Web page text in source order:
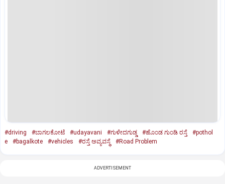
#driving #ಬಾಗಲಕೋಟೆ #udayavani #ಗುಳೇದಗುಡ್ಡ #ಹೊಂಡ ಗುಂಡಿ ರಸ್ತೆ
#pothol
e
#bagalkote #vehicles #ರಸ್ತೆ ಅವ್ಯವಸ್ಥೆ #Road Problem
ADVERTISEMENT